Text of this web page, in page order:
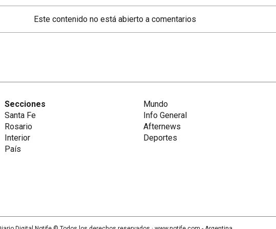
Este contenido no está abierto a comentarios
Secciones
Santa Fe
Rosario
Interior
País
Mundo
Info General
Afternews
Deportes